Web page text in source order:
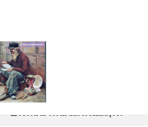
|
Amuletos da sorte
Quantidade
Mostrar stock das localizações